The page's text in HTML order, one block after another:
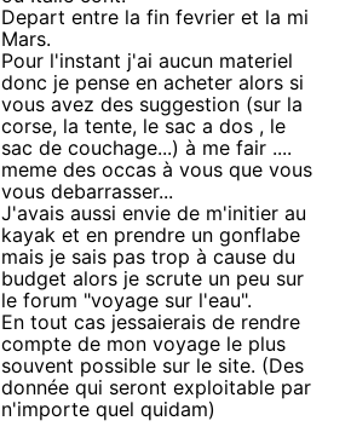
Depart entre la fin fevrier et la mi
Mars.
Pour l'instant j'ai aucun materiel
donc je pense en acheter alors si
vous avez des suggestion (sur la
corse, la tente, le sac a dos , le
sac de couchage...) à me fair ....
meme des occas à vous que vous
vous debarrasser...
J'avais aussi envie de m'initier au
kayak et en prendre un gonflabe
mais je sais pas trop à cause du
budget alors je scrute un peu sur
le forum "voyage sur l'eau".
En tout cas jessaierais de rendre
compte de mon voyage le plus
souvent possible sur le site. (Des
donnée qui seront exploitable par
n'importe quel quidam)